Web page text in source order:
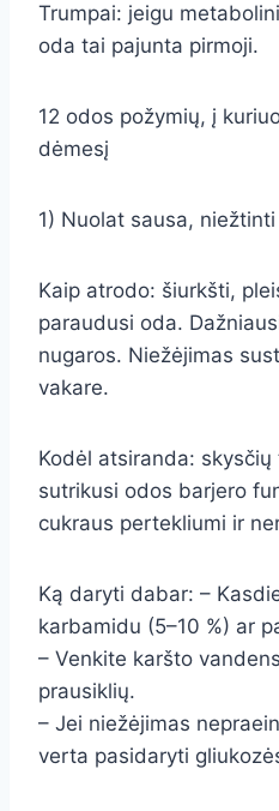
Trumpai: jeigu
oda tai pajunta pirmoji.
12 odos požymių, į
dėmesį
1) Nuolat sausa,
Kaip atrodo: šiurkšti,
paraudusi oda.
nugaros. Niežėjimas
vakare.
Kodėl atsiranda:
sutrikusi odos barjero
cukraus pertekliumi ir
Ką daryti dabar: –
karbamidu (5–10 %) ar
– Venkite karšto
prausiklių.
– Jei niežėjimas
verta pasidaryti